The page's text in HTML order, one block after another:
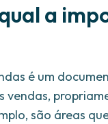
a
é um
vendas,
são áreas